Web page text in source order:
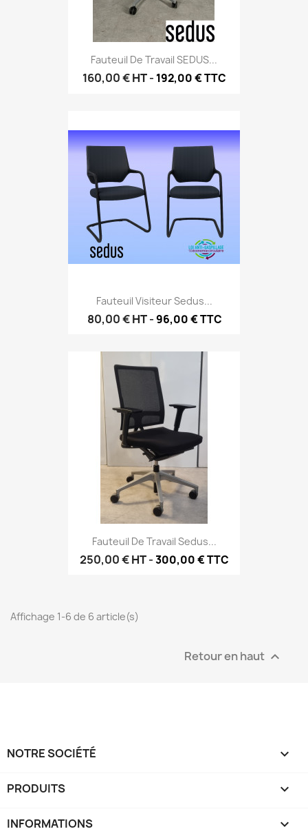
Fauteuil De Travail SEDUS...
160,00 €HT- 192,00 € TTC
Fauteuil Visiteur Sedus...
80,00 €HT-96,00 € TTC
Fauteuil De Travail Sedus...
250,00 €HT-300,00 € TTC
Affichage 1-6 de 6 article(s)
Retour en haut 
NOTRE SOCIÉTÉ 
PRODUITS 
INFORMATIONS keyboard_arrow_down